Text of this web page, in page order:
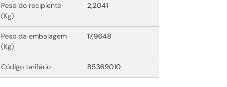
Peso do recipiente
(Kg)
2,2041
Peso da embalagem
(Kg)
17,9648
Código tarifário 85369010